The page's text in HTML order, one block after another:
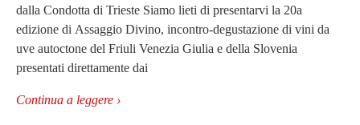
dalla Condotta di Trieste Siamo lieti di presentarvi la 20a
edizione di Assaggio Divino, incontro-degustazione di vini da
uve autoctone del Friuli Venezia Giulia e della Slovenia
presentati direttamente dai
Continua a leggere ›